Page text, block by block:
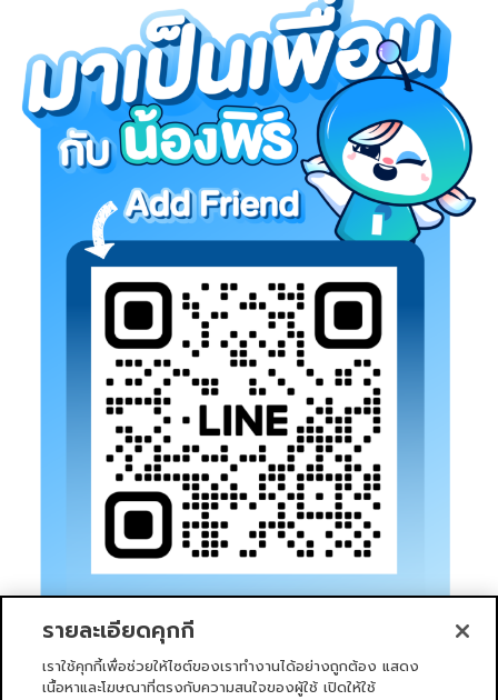
รายละเอียดคุกกี้
เราใช้คุกกี้เพื่อช่วยให้ไซต์ของเราทำงานได้อย่างถูกต้อง แสดง
เนื้อหาและโฆษณาที่ตรงกับความสนใจของผู้ใช้ เปิดให้ใช้